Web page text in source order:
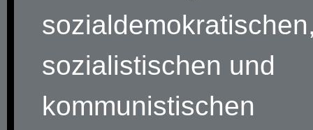
sozialistischen und
kommunistischen